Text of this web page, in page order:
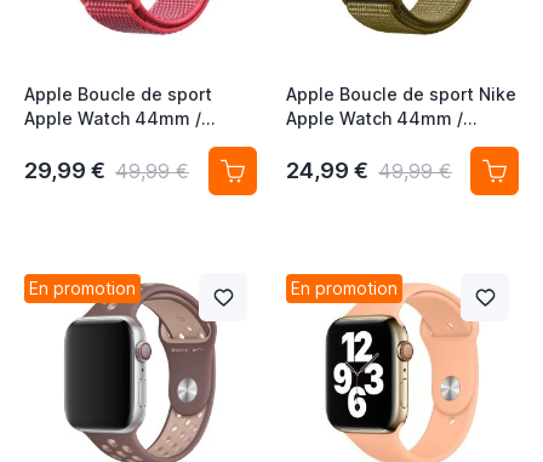
Apple Boucle de sport
Apple Watch 44mm /
45mm / 46mm / 49mm -
Hibiscus
29,99 € 49,99 €
Apple Boucle de sport Nike
Apple Watch 44mm /
45mm / 46mm / 49mm -
Olive Flak
24,99 € 49,99 €
En promotion En promotion